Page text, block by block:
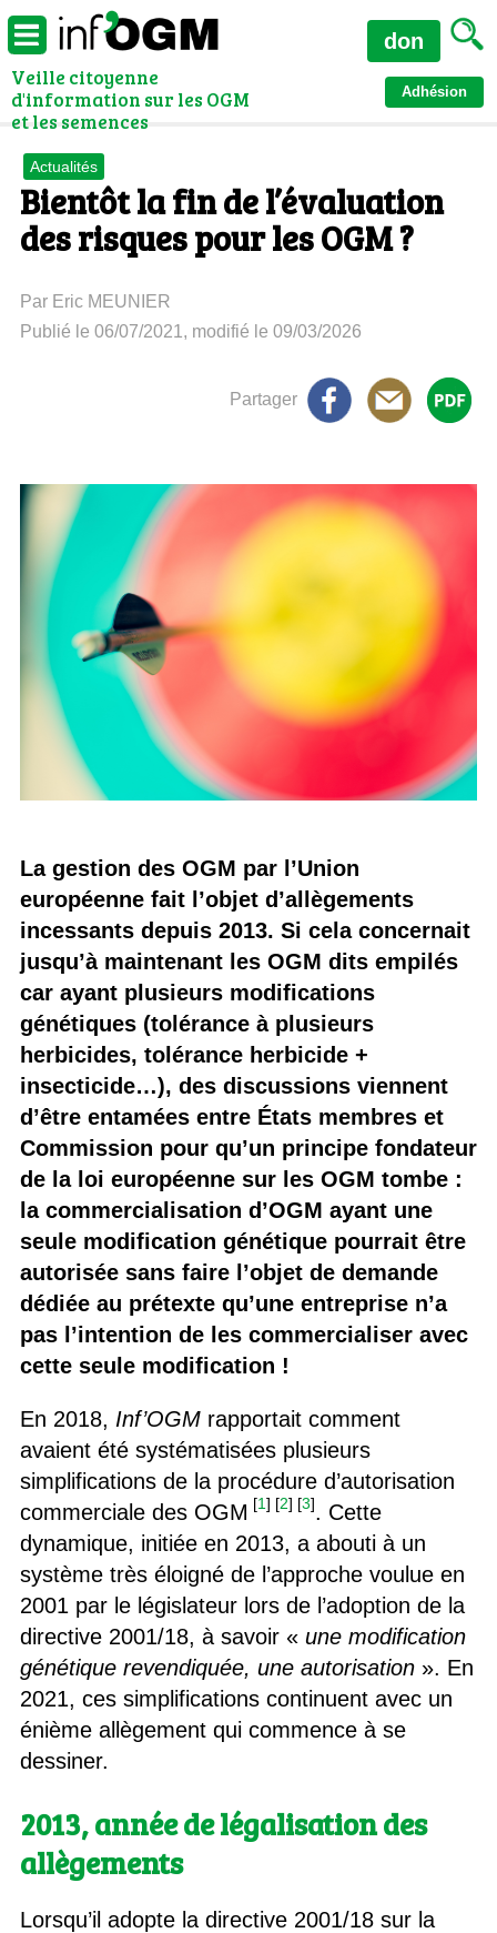
Veille citoyenne
d'information sur les OGM
et les semences
Adhésion
don
Actualités
Bientôt la fin de l’évaluation
des risques pour les OGM ?
Par Eric MEUNIER
Publié le 06/07/2021, modifié le 09/03/2026
Partager
La gestion des OGM par l’Union
européenne fait l’objet d’allègements
incessants depuis 2013. Si cela concernait
jusqu’à maintenant les OGM dits empilés
car ayant plusieurs modifications
génétiques (tolérance à plusieurs
herbicides, tolérance herbicide +
insecticide…), des discussions viennent
d’être entamées entre États membres et
Commission pour qu’un principe fondateur
de la loi européenne sur les OGM tombe :
la commercialisation d’OGM ayant une
seule modification génétique pourrait être
autorisée sans faire l’objet de demande
dédiée au prétexte qu’une entreprise n’a
pas l’intention de les commercialiser avec
cette seule modification !
En 2018, Inf’OGMrapportait comment
avaient été systématisées plusieurs
simplifications de la procédure d’autorisation
commerciale des OGM [1] [2] [3]. Cette
dynamique, initiée en 2013, a abouti à un
système très éloigné de l’approche voulue en
2001 par le législateur lors de l’adoption de la
directive 2001/18, à savoir « une modification
génétique revendiquée, une autorisation». En
2021, ces simplifications continuent avec un
énième allègement qui commence à se
dessiner.
2013, année de légalisation des
allègements
Lorsqu’il adopte la directive 2001/18 sur la